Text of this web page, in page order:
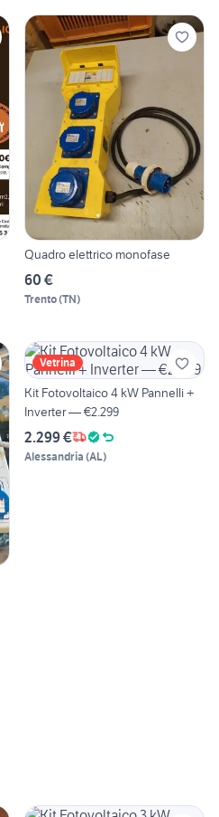
Quadro elettrico monofase
60 €
Trento(TN)
Vetrina
Kit Fotovoltaico 4 kW Pannelli +
Inverter — €2.299
2.299 €
Alessandria (AL)